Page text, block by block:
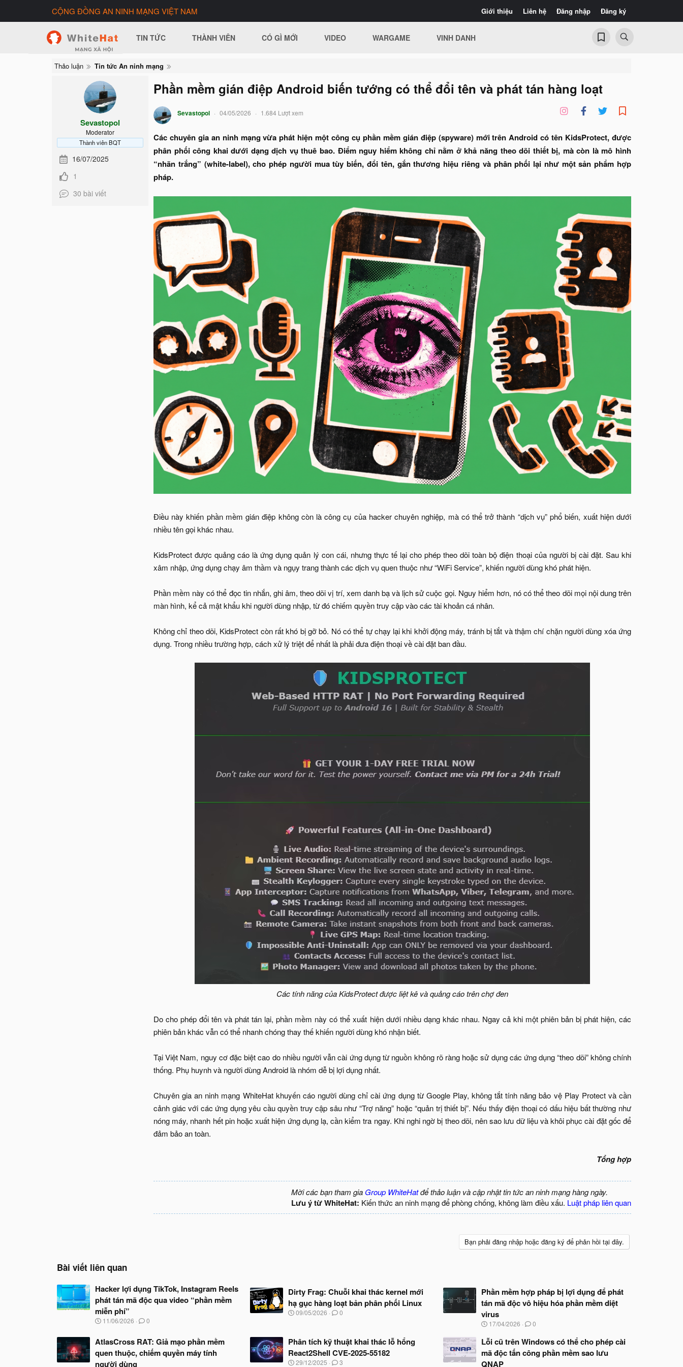
Giới thiệu Liên hệ Đăng nhập Đăng ký
CỘNG ĐỒNG AN NINH MẠNG VIỆT NAM
TIN TỨC THÀNH VIÊN CÓ GÌ MỚI VIDEO WARGAME VINH DANH
Thảo luận Tin tức An ninh mạng
Sevastopol
Moderator
Thành viên BQT
16/07/2025
1
30 bài viết
Phần mềm gián điệp Android biến tướng có thể đổi tên và phát tán hàng loạt
Sevastopol 04/05/2026 1.684 Lượt xem
Các chuyên gia an ninh mạng vừa phát hiện một công cụ phần mềm gián điệp (spyware) mới trên Android có tên KidsProtect, được
phân phối công khai dưới dạng dịch vụ thuê bao. Điểm nguy hiểm không chỉ nằm ở khả năng theo dõi thiết bị, mà còn là mô hình
“nhãn trắng” (white-label), cho phép người mua tùy biến, đổi tên, gắn thương hiệu riêng và phân phối lại như một sản phẩm hợp
pháp.
Điều này khiến phần mềm gián điệp không còn là công cụ của hacker chuyên nghiệp, mà có thể trở thành “dịch vụ” phổ biến, xuất hiện dưới
nhiều tên gọi khác nhau.
KidsProtect được quảng cáo là ứng dụng quản lý con cái, nhưng thực tế lại cho phép theo dõi toàn bộ điện thoại của người bị cài đặt. Sau khi
xâm nhập, ứng dụng chạy âm thầm và ngụy trang thành các dịch vụ quen thuộc như “WiFi Service”, khiến người dùng khó phát hiện.
Phần mềm này có thể đọc tin nhắn, ghi âm, theo dõi vị trí, xem danh bạ và lịch sử cuộc gọi. Nguy hiểm hơn, nó có thể theo dõi mọi nội dung trên
màn hình, kể cả mật khẩu khi người dùng nhập, từ đó chiếm quyền truy cập vào các tài khoản cá nhân.
Không chỉ theo dõi, KidsProtect còn rất khó bị gỡ bỏ. Nó có thể tự chạy lại khi khởi động máy, tránh bị tắt và thậm chí chặn người dùng xóa ứng
dụng. Trong nhiều trường hợp, cách xử lý triệt để nhất là phải đưa điện thoại về cài đặt ban đầu.
Các tính năng của KidsProtect được liệt kê và quảng cáo trên chợ đen
Do cho phép đổi tên và phát tán lại, phần mềm này có thể xuất hiện dưới nhiều dạng khác nhau. Ngay cả khi một phiên bản bị phát hiện, các
phiên bản khác vẫn có thể nhanh chóng thay thế khiến người dùng khó nhận biết.
Tại Việt Nam, nguy cơ đặc biệt cao do nhiều người vẫn cài ứng dụng từ nguồn không rõ ràng hoặc sử dụng các ứng dụng “theo dõi” không chính
thống. Phụ huynh và người dùng Android là nhóm dễ bị lợi dụng nhất.
Chuyên gia an ninh mạng WhiteHat khuyến cáo người dùng chỉ cài ứng dụng từ Google Play, không tắt tính năng bảo vệ Play Protect và cần
cảnh giác với các ứng dụng yêu cầu quyền truy cập sâu như “Trợ năng” hoặc “quản trị thiết bị”. Nếu thấy điện thoại có dấu hiệu bất thường như
nóng máy, nhanh hết pin hoặc xuất hiện ứng dụng lạ, cần kiểm tra ngay. Khi nghi ngờ bị theo dõi, nên sao lưu dữ liệu và khôi phục cài đặt gốc để
đảm bảo an toàn.
Tổng hợp
Mời các bạn tham gia Group WhiteHatđể thảo luận và cập nhật tin tức an ninh mạng hàng ngày.
Lưu ý từ WhiteHat: Kiến thức an ninh mạng để phòng chống, không làm điều xấu. Luật pháp liên quan
Bạn phải đăng nhập hoặc đăng ký để phản hồi tại đây.
Bài viết liên quan
Hacker lợi dụng TikTok, Instagram Reels
phát tán mã độc qua video “phần mềm
miễn phí”
N
y
b
ắ
11/06/2026 0
Dirty Frag: Chuỗi khai thác kernel mới
hạ gục hàng loạt bản phân phối Linux
N
b
ắ
t
09/05/2026 0
Phần mềm hợp pháp bị lợi dụng để phát
tán mã độc vô hiệu hóa phần mềm diệt
virus
N
à
y
b
ắ
17/04/2026 0
AtlasCross RAT: Giả mạo phần mềm
quen thuộc, chiếm quyền máy tính
người dùng
Phân tích kỹ thuật khai thác lỗ hổng
React2Shell CVE-2025-55182
N
29/12/2025 3
Lỗi cũ trên Windows có thể cho phép cài
mã độc tấn công phần mềm sao lưu
QNAP